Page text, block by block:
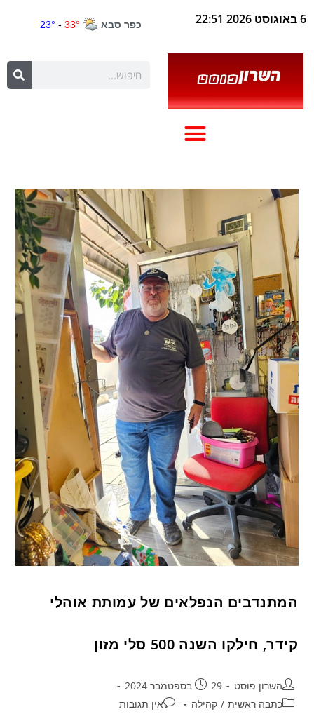
6 באוגוסט 2026 22:51
המתנדבים הנפלאים של עמותת אוהלי
קידר, חילקו השנה 500 סלי מזון
השרון פוסט
29 בספטמבר 2024
כתבה ראשית / קהילה אין תגובות